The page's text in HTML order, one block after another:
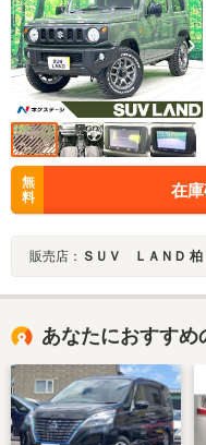
無
料
在
販売店： ＳＵＶ ＬＡＮＤ 柏
あなたにおすすめ